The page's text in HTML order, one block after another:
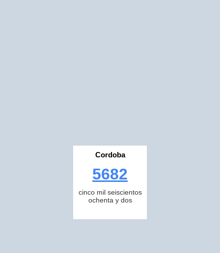
Cordoba
5682
cinco mil seiscientos
ochenta y dos